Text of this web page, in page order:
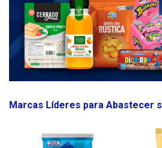
Marcas Líderes para Abastecer